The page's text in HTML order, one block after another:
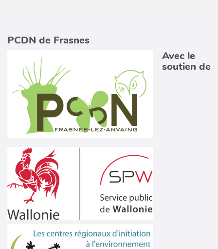
PCDN de Frasnes
Avec le
soutien de